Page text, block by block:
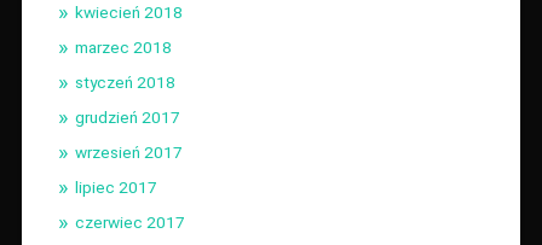
kwiecień 2018
marzec 2018
styczeń 2018
grudzień 2017
wrzesień 2017
lipiec 2017
czerwiec 2017